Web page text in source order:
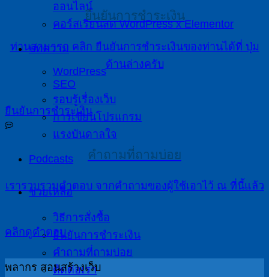
ออนไลน์
คอร์สเรียนสด WordPress x Elementor
บทความ
WordPress
SEO
รอบรู้เรื่องเว็บ
การเขียนโปรแกรม
แรงบันดาลใจ
Podcasts
ช่วยเหลือ
วิธีการสั่งซื้อ
ยืนยันการชำระเงิน
คำถามที่ถามบ่อย
ติดต่อเรา
ยืนยันการชำระเงิน
ท่านสามารถ คลิก ยืนยันการชำระเงินของท่านได้ที่ ปุ่ม
ด้านล่างครับ
ยืนยันการชำระเงิน
คำถามที่ถามบ่อย
เรารวบรวมคำตอบ จากคำถามของผู้ใช้เอาไว้ ณ ที่นี้แล้ว
คลิกดูคำตอบ
พลากร สอนสร้างเว็บ